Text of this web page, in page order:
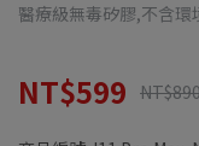
醫療級無毒矽膠,不含環
NT$599